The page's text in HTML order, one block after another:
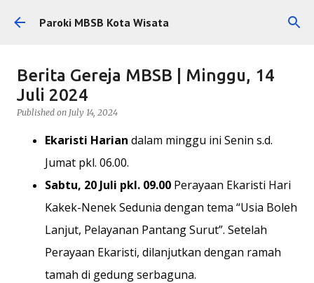
Skip to main content
Paroki MBSB Kota Wisata
Berita Gereja MBSB | Minggu, 14
Juli 2024
Published on July 14, 2024
Ekaristi Harian dalam minggu ini Senin s.d.
Jumat pkl. 06.00.
Sabtu, 20 Juli pkl. 09.00 Perayaan Ekaristi Hari
Kakek-Nenek Sedunia dengan tema “Usia Boleh
Lanjut, Pelayanan Pantang Surut”. Setelah
Perayaan Ekaristi, dilanjutkan dengan ramah
tamah di gedung serbaguna.